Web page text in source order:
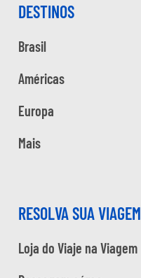
DESTINOS
Brasil
Américas
Europa
Mais
RESOLVA SUA VIAGEM
Loja do Viaje na Viagem